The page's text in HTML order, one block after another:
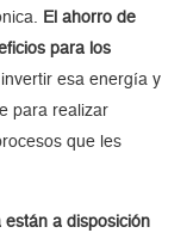
El ahorro de
para los
esa energía y
para realizar
que les
están a disposición